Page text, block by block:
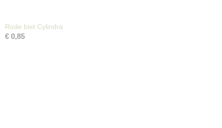
Rode biet Cylindra
€ 0,85